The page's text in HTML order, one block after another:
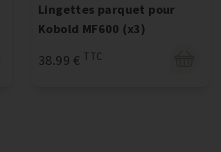
Lingettes parquet pour
Kobold MF600 (x3)
38.99 € TTC